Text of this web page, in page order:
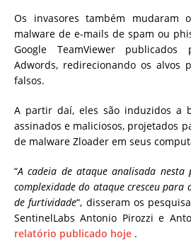
Os invasores também mudaram
malware de e-mails de spam ou
Google TeamViewer
Adwords, redirecionando os alvos
falsos.
A partir daí, eles são induzidos a
assinados e maliciosos, projetados
de malware Zloader em seus
“A cadeia de ataque analisada nesta
complexidade do ataque cresceu
de furtividade“, disseram os
SentinelLabs Antonio Pirozzi e
relatório publicado hoje .